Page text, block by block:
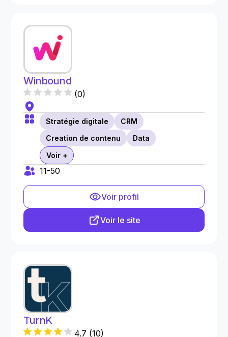
Winbound
(0)
Stratégie digitale
CRM
Creation de contenu
Data
Voir +
11-50
Voir profil
Voir le site
TurnK
4.7 (10)